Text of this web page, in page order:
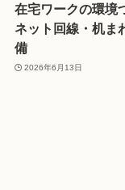
在宅ワークの環境
ネット回線・机ま
備
2026年6月13日